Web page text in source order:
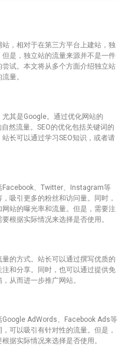
，相对于在第三方平台上建站，独
是，独立站的流量来源并不是一件
试。本文将从多个方面介绍独立站
量。
其是Google。通过优化网站的
然流量。SEO的优化包括关键词的
长可以通过学习SEO知识，或者请
Facebook、Twitter、Instagram等
吸引更多的粉丝和访问量。同时，
站的曝光率和流量。但是，需要注
根据实际情况来选择是否使用。
的方式。站长可以通过撰写优质的
和分享。同时，也可以通过提供免
从而进一步推广网站。
AdWords、Facebook Ads等
可以吸引有针对性的流量。但是，
据实际情况来选择是否使用。